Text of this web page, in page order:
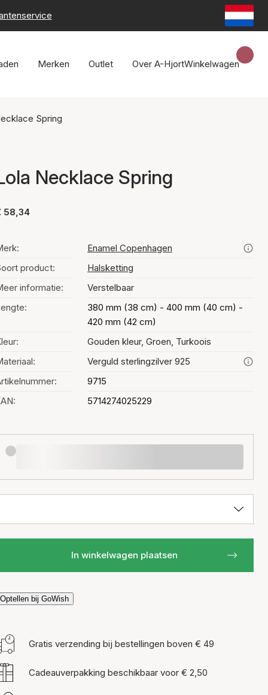
Merken Outlet Over A-HjortWinkelwagen
Spring
Necklace Spring
58,34
Enamel Copenhagen
product:
Halsketting
informatie:
Verstelbaar
380 mm (38 cm) - 400 mm (40 cm) -
420 mm (42 cm)
Gouden kleur, Groen, Turkoois
Verguld sterlingzilver 925
9715
5714274025229
In winkelwagen plaatsen
Optellen bij GoWish
Gratis verzending bij bestellingen boven € 49
Cadeauverpakking beschikbaar voor € 2,50